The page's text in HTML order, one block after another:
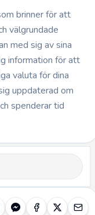
brinner för att
välgrundade
med sig av sina
information för att
valuta för dina
uppdaterad om
spenderar tid